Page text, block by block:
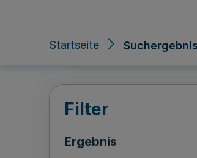
Startseite
Filter
Ergebnis